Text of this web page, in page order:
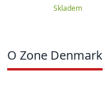
Skladem
O Zone Denmark